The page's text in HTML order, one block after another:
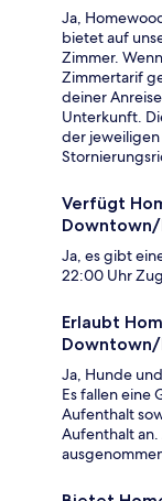
Ja,
bietet auf
Zimmer.
Zimmertarif
deiner
Unterkunft.
der
Verfügt
Downtown/
Ja, es gibt
22:00 Uhr
Erlaubt
Downtown/
Ja, Hunde
Es fallen eine
Aufenthalt
Aufenthalt